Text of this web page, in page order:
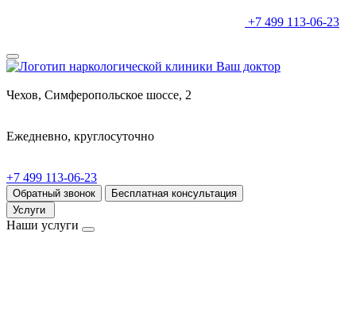
+7 499 113-06-23
Чехов, Симферопольское шоссе, 2
Ежедневно, круглосуточно
+7 499 113-06-23
Обратный звонок
Бесплатная консультация
Услуги
Наши услуги